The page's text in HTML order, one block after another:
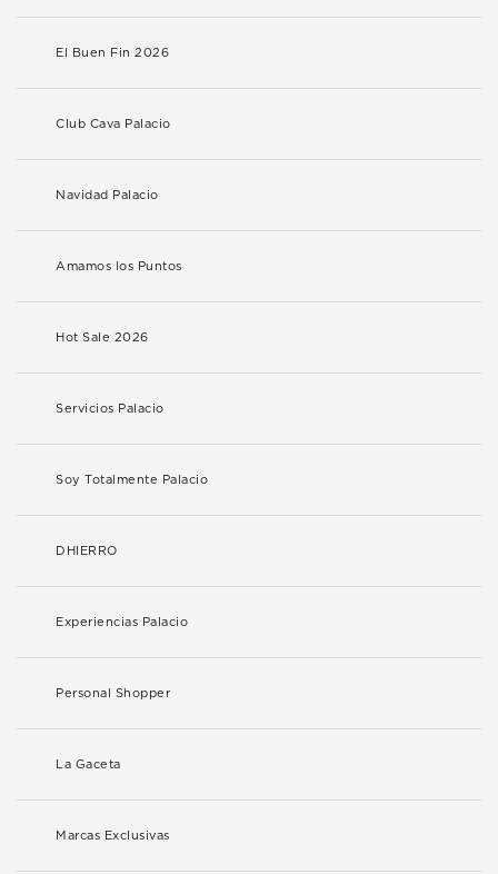
El Buen Fin 2026
Club Cava Palacio
Navidad Palacio
Amamos los Puntos
Hot Sale 2026
Servicios Palacio
Soy Totalmente Palacio
DHIERRO
Experiencias Palacio
Personal Shopper
La Gaceta
Marcas Exclusivas